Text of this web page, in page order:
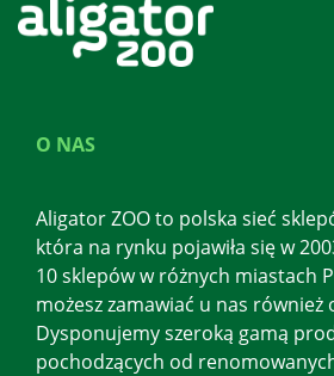
O NAS
Aligator ZOO to polska sieć
która na rynku pojawiła się w
10 sklepów w różnych miastach
możesz zamawiać u nas również
Dysponujemy szeroką gamą
pochodzących od